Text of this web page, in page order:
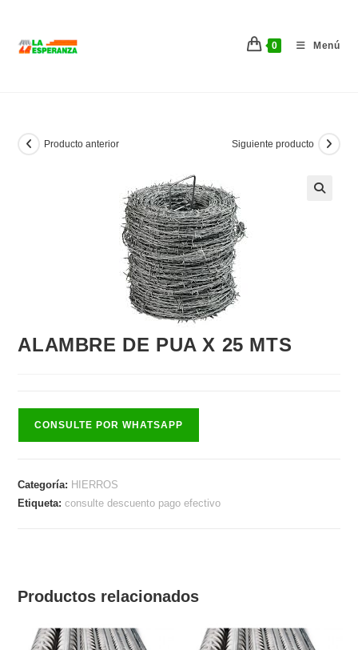
contenido
0 Menú
Producto anterior Siguiente producto
ALAMBRE DE PUA X 25 MTS
CONSULTE POR WHATSAPP
Categoría: HIERROS
Etiqueta:consulte descuento pago efectivo
Productos relacionados